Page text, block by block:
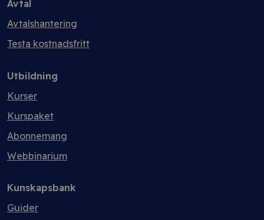
Avtal
Avtalshantering
Testa kostnadsfritt
Utbildning
Kurser
Kurspaket
Abonnemang
Webbinarium
Kunskapsbank
Guider